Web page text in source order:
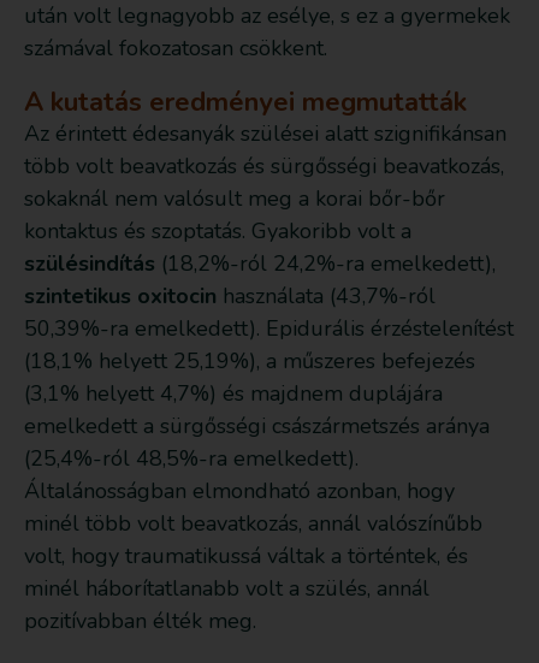
után volt legnagyobb az esélye, s ez a gyermekek
számával fokozatosan csökkent.
A kutatás eredményei megmutatták
Az érintett édesanyák szülései alatt szignifikánsan
több volt beavatkozás és sürgősségi beavatkozás,
sokaknál nem valósult meg a korai bőr-bőr
kontaktus és szoptatás. Gyakoribb volt a
szülésindítás (18,2%-ról 24,2%-ra emelkedett),
szintetikus oxitocin használata (43,7%-ról
50,39%-ra emelkedett). Epidurális érzéstelenítést
(18,1% helyett 25,19%), a műszeres befejezés
(3,1% helyett 4,7%) és majdnem duplájára
emelkedett a sürgősségi császármetszés aránya
(25,4%-ról 48,5%-ra emelkedett).
Általánosságban elmondható azonban, hogy
minél több volt beavatkozás, annál valószínűbb
volt, hogy traumatikussá váltak a történtek, és
minél háborítatlanabb volt a szülés, annál
pozitívabban élték meg.